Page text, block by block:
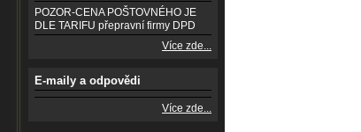
POZOR-CENA POŠTOVNÉHO JE
DLE TARIFU přepravní firmy DPD
Více zde...
E-maily a odpovědi
Více zde...